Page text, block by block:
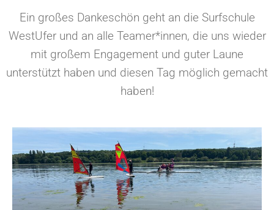
Ein großes Dankeschön geht an die Surfschule
WestUfer und an alle Teamer*innen, die uns wieder
mit großem Engagement und guter Laune
unterstützt haben und diesen Tag möglich gemacht
haben!